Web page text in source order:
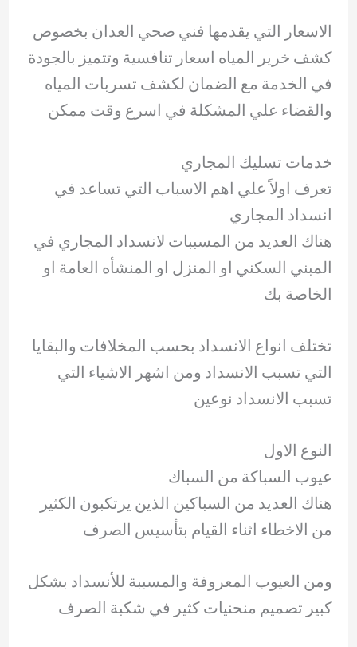
الاسعار التي يقدمها فني صحي العدان بخصوص
كشف خرير المياه اسعار تنافسية وتتميز بالجودة
في الخدمة مع الضمان لكشف تسربات المياه
والقضاء علي المشكلة في اسرع وقت ممكن
خدمات تسليك المجاري
تعرف اولاً علي اهم الاسباب التي تساعد في
انسداد المجاري
هناك العديد من المسببات لانسداد المجاري في
المبني السكني او المنزل او المنشأه العامة او
الخاصة بك
تختلف انواع الانسداد بحسب المخلافات والبقايا
التي تسبب الانسداد ومن اشهر الاشياء التي
تسبب الانسداد نوعين
النوع الاول
عيوب السباكة من السباك
هناك العديد من السباكين الذين يرتكبون الكثير
من الاخطاء اثناء القيام بتأسيس الصرف
ومن العيوب المعروفة والمسببة للأنسداد بشكل
كبير تصميم منحنيات كثير في شكبة الصرف